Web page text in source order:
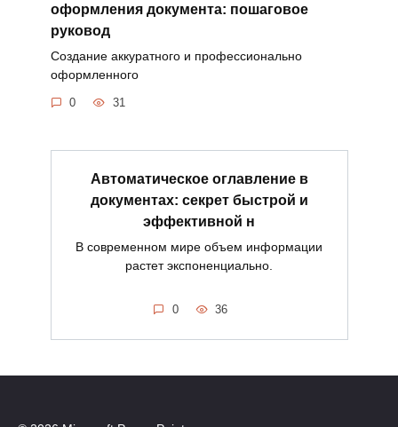
оформления документа: пошаговое
руковод
Создание аккуратного и профессионально
оформленного
0 31
Автоматическое оглавление в
документах: секрет быстрой и
эффективной н
В современном мире объем информации
растет экспоненциально.
0 36